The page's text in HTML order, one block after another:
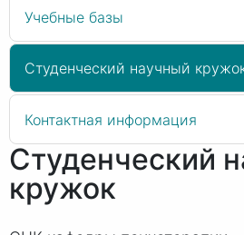
Учебные базы
Студенческий научный
Контактная информация
Студенческий
кружок